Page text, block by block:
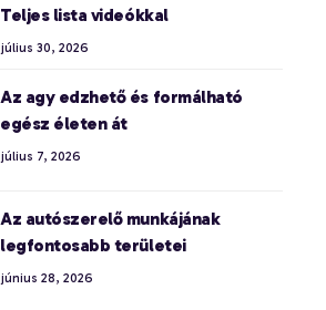
Teljes lista videókkal
július 30, 2026
Az agy edzhető és formálható
egész életen át
július 7, 2026
Az autószerelő munkájának
legfontosabb területei
június 28, 2026